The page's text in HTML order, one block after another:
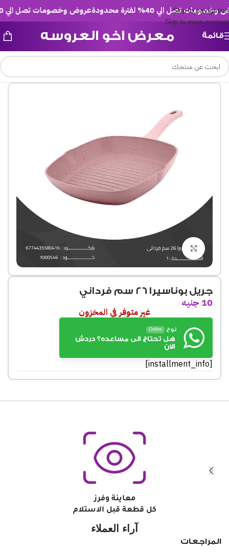
Skip to navigation
Skip to main content
عروض وخصومات تصل الي 40% لفترة محدودة تصل الي 40% لفترة محدودة
قائمة معرض اخو العروسه
Click to enlarge
جريل بوناسيرا 26 سم فرداني
10 جنيه
غير متوفر في المخزون
نوح Online
هل تحتاج الى مساعده؟ دردش
الان
[installment_info]
معاينة وفرز
كل قطعة قبل الاستلام
آراء العملاء
المراجعات